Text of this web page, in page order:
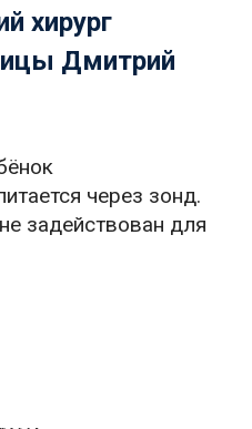
хирург
Дмитрий
через зонд.
задействован для